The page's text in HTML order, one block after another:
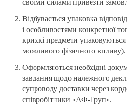
своїми силами привезти
Відбувається упаковка
і особливостями конкретної
крихкі предмети
можливого фізичного впливу).
Оформляються необхідні
завдання щодо належного
супроводу доставки через
співробітники «АФ-Груп».